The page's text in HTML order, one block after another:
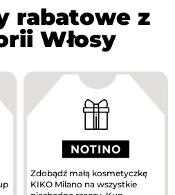
rabatowe z
Włosy
Zdobądź małą kosmetyczkę
KIKO Milano na wszystkie